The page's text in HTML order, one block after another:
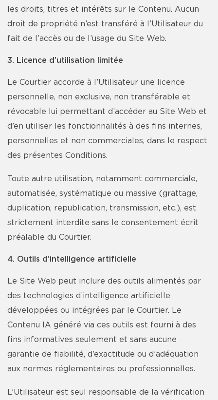
les droits, titres et intérêts sur le Contenu. Aucun
droit de propriété n’est transféré à l’Utilisateur du
fait de l’accès ou de l’usage du Site Web.
3. Licence d’utilisation limitée
Le Courtier accorde à l’Utilisateur une licence
personnelle, non exclusive, non transférable et
révocable lui permettant d’accéder au Site Web et
d’en utiliser les fonctionnalités à des fins internes,
personnelles et non commerciales, dans le respect
des présentes Conditions.
Toute autre utilisation, notamment commerciale,
automatisée, systématique ou massive (grattage,
duplication, republication, transmission, etc.), est
strictement interdite sans le consentement écrit
préalable du Courtier.
4. Outils d’intelligence artificielle
Le Site Web peut inclure des outils alimentés par
des technologies d’intelligence artificielle
développées ou intégrées par le Courtier. Le
Contenu IA généré via ces outils est fourni à des
fins informatives seulement et sans aucune
garantie de fiabilité, d’exactitude ou d’adéquation
aux normes réglementaires ou professionnelles.
L’Utilisateur est seul responsable de la vérification